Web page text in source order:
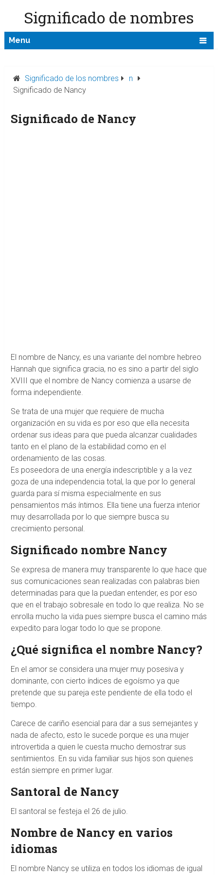
Significado de nombres
Menu
Significado de los nombres
n
Significado de Nancy
Significado de Nancy
El nombre de Nancy, es una variante del nombre hebreo
Hannah que significa gracia, no es sino a partir del siglo
XVIII que el nombre de Nancy comienza a usarse de
forma independiente.
Se trata de una mujer que requiere de mucha
organización en su vida es por eso que ella necesita
ordenar sus ideas para que pueda alcanzar cualidades
tanto en el plano de la estabilidad como en el
ordenamiento de las cosas.
Es poseedora de una energía indescriptible y a la vez
goza de una independencia total, la que por lo general
guarda para sí misma especialmente en sus
pensamientos más íntimos. Ella tiene una fuerza interior
muy desarrollada por lo que siempre busca su
crecimiento personal.
Significado nombre Nancy
Se expresa de manera muy transparente lo que hace que
sus comunicaciones sean realizadas con palabras bien
determinadas para que la puedan entender, es por eso
que en el trabajo sobresale en todo lo que realiza. No se
enrolla mucho la vida pues siempre busca el camino más
expedito para logar todo lo que se propone.
¿Qué significa el nombre Nancy?
En el amor se considera una mujer muy posesiva y
dominante, con cierto índices de egoísmo ya que
pretende que su pareja este pendiente de ella todo el
tiempo.
Carece de cariño esencial para dar a sus semejantes y
nada de afecto, esto le sucede porque es una mujer
introvertida a quien le cuesta mucho demostrar sus
sentimientos. En su vida familiar sus hijos son quienes
están siempre en primer lugar.
Santoral de Nancy
El santoral se festeja el 26 de julio.
Nombre de Nancy en varios
idiomas
El nombre Nancy se utiliza en todos los idiomas de igual